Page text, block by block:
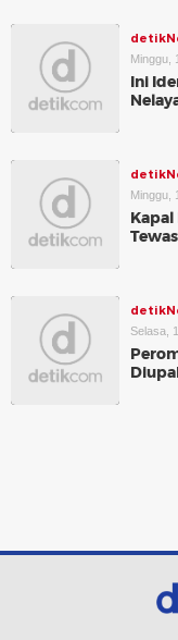
Minggu,
Ini
Minggu,
Kapal
Tewas
Selasa,